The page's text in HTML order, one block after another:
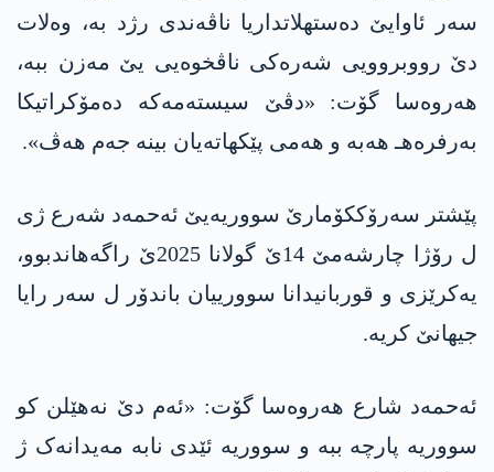
سەر ئاوایێ دەستهلاتداریا ناڤەندی رژد بە، وەلات
دێ رووبروویی شەرەکی ناڤخوەیی یێ مەزن ببە،
هەروەسا گۆت: «دڤێ سیستەمەکە دەمۆکراتیکا
بەرفرەهـ هەبە و هەمی پێکهاتەیان بینە جەم هەڤ».
پێشتر سەرۆککۆمارێ سووریەیێ ئه‌حمه‌د شەرع ژی
ل رۆژا چارشەمێ 14ێ گولانا 2025ێ راگەهاندبوو،
یەکرێزی و قوربانیدانا سوورییان باندۆر ل سەر رایا
جیهانێ کریە.
ئه‌حمه‌د شارع هەروەسا گۆت: «ئەم دێ نەهێلن کو
سووریە پارچە ببە و سووریە ئێدی نابە مەیدانەک ژ